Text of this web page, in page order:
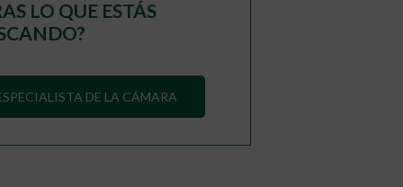
LO QUE ESTÁS
DE LA CÁMARA